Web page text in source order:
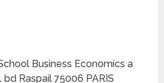
Business Economics a
Raspail 75006 PARIS